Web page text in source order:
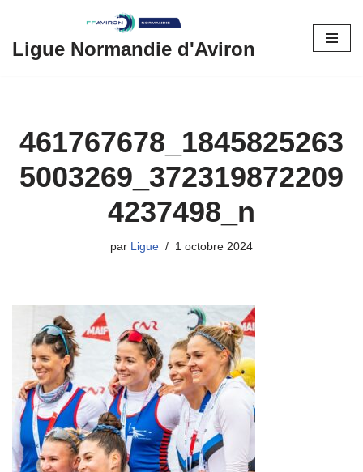
Aller
Ligue Normandie d'Aviron
461767678_1845825263
5003269_372319872209
4237498_n
par Ligue 1 octobre 2024